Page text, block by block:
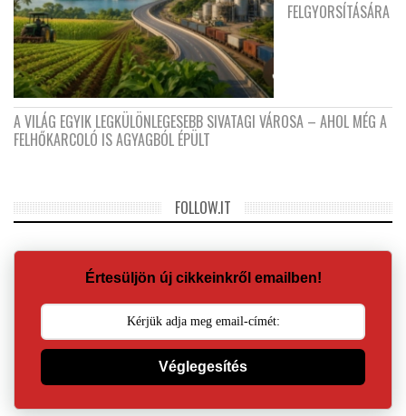
FELGYORSÍTÁSÁRA
A VILÁG EGYIK LEGKÜLÖNLEGESEBB SIVATAGI VÁROSA – AHOL MÉG A
FELHŐKARCOLÓ IS AGYAGBÓL ÉPÜLT
FOLLOW.IT
Értesüljön új cikkeinkről emailben!
Véglegesítés